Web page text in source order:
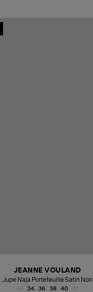
JEANNE VOULAND
Jupe Naja Portefeuille Satin Noir
34 36 38 40